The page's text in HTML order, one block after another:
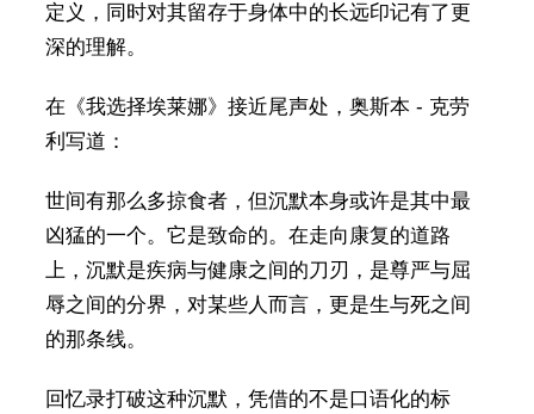
定义，同时对其留存于身体中的长远印记有了更
深的理解。
在《我选择埃莱娜》接近尾声处，奥斯本 - 克劳
利写道：
世间有那么多掠食者，但沉默本身或许是其中最
凶猛的一个。它是致命的。在走向康复的道路
上，沉默是疾病与健康之间的刀刃，是尊严与屈
辱之间的分界，对某些人而言，更是生与死之间
的那条线。
回忆录打破这种沉默，凭借的不是口语化的标